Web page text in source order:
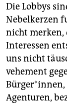
Die Lobbys
Nebelkerzen
nicht merken,
Interessen
uns nicht
vehement
Bürger*innen,
Agenturen,